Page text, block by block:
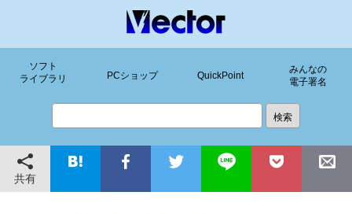
ソフト
ライブラリ
PCショップ QuickPoint
みんなの
電子署名
共有